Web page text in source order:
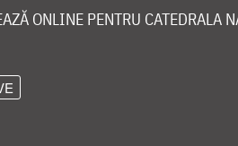
ONLINE PENTRU CATEDRALA